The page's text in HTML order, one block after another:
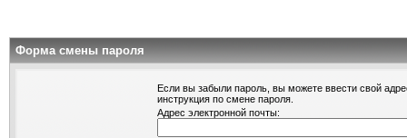
Форма смены пароля
Если вы забыли пароль, вы можете ввести свой
инструкция по смене пароля.
Адрес электронной почты: